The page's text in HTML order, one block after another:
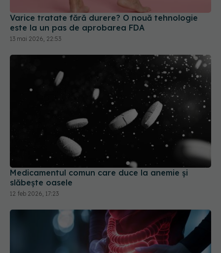
Medicamentul comun care duce la anemie și
slăbește oasele
12 feb 2026, 17:23